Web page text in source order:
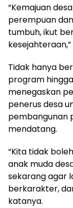
“Kemajuan
perempuan
tumbuh, ikut
Tidak hanya
program
menegaskan
penerus desa
pembangunan
mendatang.
“Kita tidak
anak muda
sekarang agar
berkarakter,
katanya.